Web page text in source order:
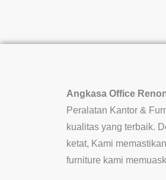
Angkasa Office
Peralatan Kantor &
kualitas yang terbaik.
ketat, Kami
furniture kami